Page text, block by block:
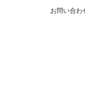
お問い合わ